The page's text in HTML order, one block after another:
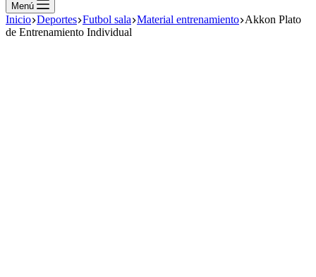
Menú
Inicio Deportes Futbol sala Material entrenamiento Akkon Plato
de Entrenamiento Individual